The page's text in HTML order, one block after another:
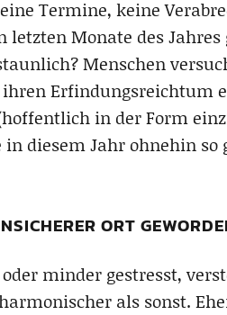
Termine, keine
letzten Monate des
Menschen
Erfindungsreichtum
in der Form
in diesem Jahr ohnehin
ORT
minder gestresst,
als sonst.